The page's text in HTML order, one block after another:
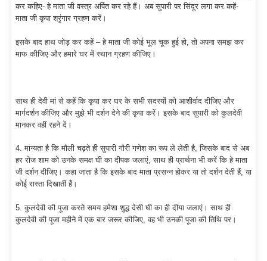
कर कहिए- हे माता जी वस्त्र अर्पित कर रहे हैं। अब सुपारी पर सिंदूर लगा कर कहें-
माता जी कृपा श्रृंगार ग्रहण करें।
इसके बाद हाथ जोड़ कर कहें – हे माता जी कोई भूल चूक हुई हो, तो अपना समझ कर
माफ कीजिए और हमारे घर में स्थान ग्रहण कीजिए।
साथ ही देवी मां से कहें कि कृपा कर घर के सभी सदस्यों को आशीर्वाद दीजिए और
मार्गदर्शन कीजिए और मुझे भी दर्शन देने की कृपा करें। इसके बाद सुपारी को कुलदेवी
मानकर वहीं रहने दें।
4. मान्यता है कि मौली चढ़ते ही सुपारी गौरी गणेश का रूप ले लेती है, जिसके बाद से अब
हर रोज शाम को उनके समक्ष घी का दीपक जलाएं, साथ ही प्रार्थना भी करें कि हे माता
जी दर्शन दीजिए। कहा जाता है कि इसके बाद माता प्रसन्न होकर या तो दर्शन देती हैं, या
कोई रास्ता दिखातीं हैं।
5. कुलदेवी की पूजा करते समय हमेशा शुद्ध देसी घी का ही दीया जलाएं। साथ ही
कुलदेवी की पूजा महीने में एक बार जरूर कीजिए, वह भी उनकी पूजा की तिथि पर।